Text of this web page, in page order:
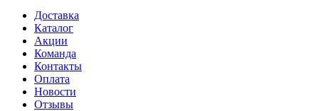
Доставка
Каталог
Акции
Команда
Контакты
Оплата
Новости
Отзывы